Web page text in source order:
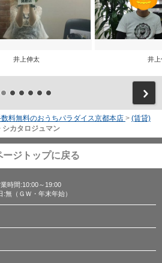
井上伸太 井上
料無料のおうちパラダイス京都本店 > (賃貸)
シカタロジュマン
ージトップに戻る
時間:10:00～19:00
:無（ＧＷ・年末年始）